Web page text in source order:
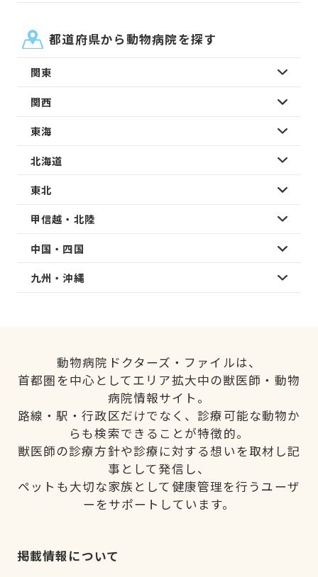
都道府県から動物病院を探す
関東
関西
東海
北海道
東北
甲信越・北陸
中国・四国
九州・沖縄
動物病院ドクターズ・ファイルは、
首都圏を中心としてエリア拡大中の獣医師・動物
病院情報サイト。
路線・駅・行政区だけでなく、診療可能な動物か
らも検索できることが特徴的。
獣医師の診療方針や診療に対する想いを取材し記
事として発信し、
ペットも大切な家族として健康管理を行うユーザ
ーをサポートしています。
掲載情報について